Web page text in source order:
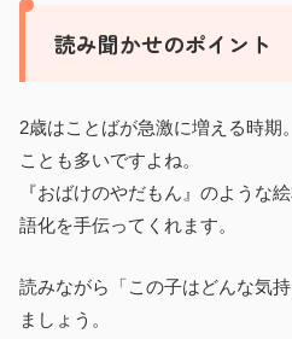
読み聞かせのポイント
2歳はことばが急激に増える時期
ことも多いですよね。
『おばけのやだもん』のような
語化を手伝ってくれます。
読みながら「この子はどんな気
ましょう。